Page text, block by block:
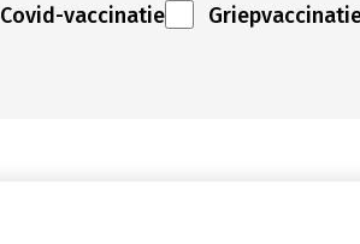
Covid-vaccinatie